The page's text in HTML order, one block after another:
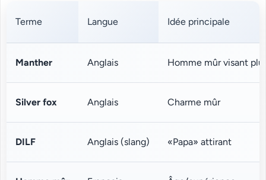
Terme Langue Idée principale
Manther Anglais Homme mûr visant
Silver fox Anglais Charme mûr
DILF Anglais (slang) «Papa» attirant